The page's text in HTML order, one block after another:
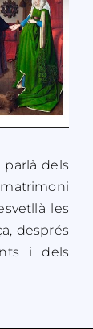
parlà dels
les
després
i dels